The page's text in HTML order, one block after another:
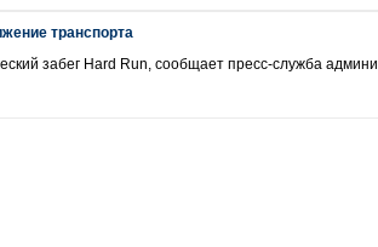
транспорта
забег Hard Run, сообщает пресс-служба